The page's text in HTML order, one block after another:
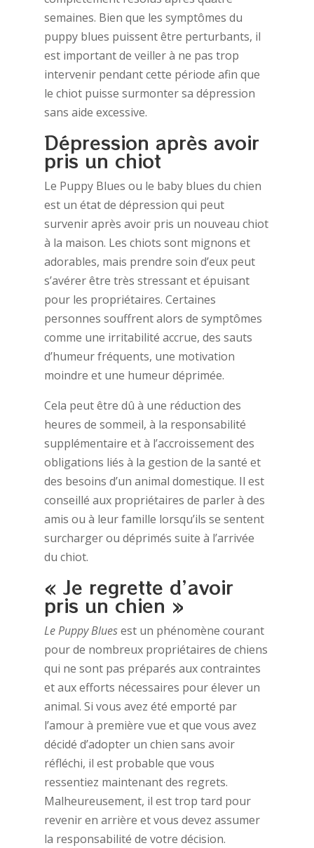
semaines. Bien que les symptômes du
puppy blues puissent être perturbants, il
est important de veiller à ne pas trop
intervenir pendant cette période afin que
le chiot puisse surmonter sa dépression
sans aide excessive.
Dépression après avoir
pris un chiot
Le Puppy Blues ou le baby blues du chien
est un état de dépression qui peut
survenir après avoir pris un nouveau chiot
à la maison. Les chiots sont mignons et
adorables, mais prendre soin d’eux peut
s’avérer être très stressant et épuisant
pour les propriétaires. Certaines
personnes souffrent alors de symptômes
comme une irritabilité accrue, des sauts
d’humeur fréquents, une motivation
moindre et une humeur déprimée.
Cela peut être dû à une réduction des
heures de sommeil, à la responsabilité
supplémentaire et à l’accroissement des
obligations liés à la gestion de la santé et
des besoins d’un animal domestique. Il est
conseillé aux propriétaires de parler à des
amis ou à leur famille lorsqu’ils se sentent
surcharger ou déprimés suite à l’arrivée
du chiot.
« Je regrette d’avoir
pris un chien »
Le Puppy Bluesest un phénomène courant
pour de nombreux propriétaires de chiens
qui ne sont pas préparés aux contraintes
et aux efforts nécessaires pour élever un
animal. Si vous avez été emporté par
l’amour à première vue et que vous avez
décidé d’adopter un chien sans avoir
réfléchi, il est probable que vous
ressentiez maintenant des regrets.
Malheureusement, il est trop tard pour
revenir en arrière et vous devez assumer
la responsabilité de votre décision.